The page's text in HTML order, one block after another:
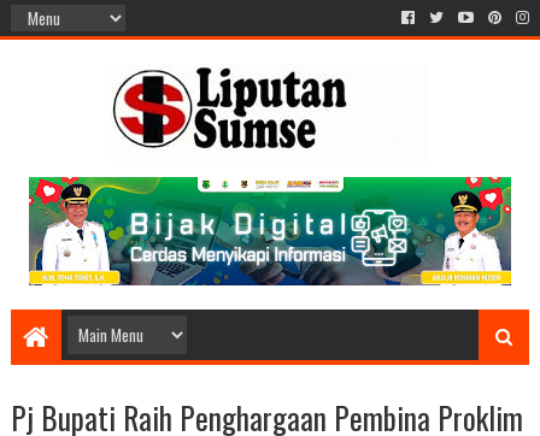
Pj Bupati Raih Penghargaan Pembina Proklim